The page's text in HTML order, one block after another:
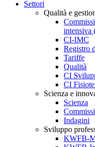
Settori
Qualità e
intensiva
CI-IMC
Registro
Tariffe
Qualità
CI
CI
Scienza e
Scienza
Indagini
Sviluppo
KWFB-